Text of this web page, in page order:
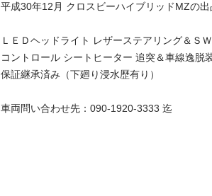
平成30年12月 クロスビーハイブリッドMZの出
ＬＥＤヘッドライト レザーステアリング＆Ｓ
コントロール シートヒーター 追突＆車線逸脱
保証継承済み（下廻り浸水歴有り）
車両問い合わせ先：090-1920-3333 迄